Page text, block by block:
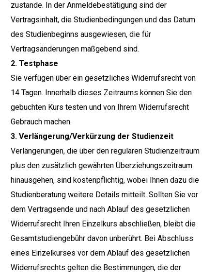
zustande. In der Anmeldebestätigung sind der
Vertragsinhalt, die Studienbedingungen und das Datum
des Studienbeginns ausgewiesen, die für
Vertragsänderungen maßgebend sind.
2. Testphase
Sie verfügen über ein gesetzliches Widerrufsrecht von
14 Tagen. Innerhalb dieses Zeitraums können Sie den
gebuchten Kurs testen und von Ihrem Widerrufsrecht
Gebrauch machen.
3. Verlängerung/Verkürzung der Studienzeit
Verlängerungen, die über den regulären Studienzeitraum
plus den zusätzlich gewährten Überziehungszeitraum
hinausgehen, sind kostenpflichtig, wobei Ihnen dazu die
Studienberatung weitere Details mitteilt. Sollten Sie vor
dem Vertragsende und nach Ablauf des gesetzlichen
Widerrufsrecht Ihren Einzelkurs abschließen, bleibt die
Gesamtstudiengebühr davon unberührt. Bei Abschluss
eines Einzelkurses vor dem Ablauf des gesetzlichen
Widerrufsrechts gelten die Bestimmungen, die der